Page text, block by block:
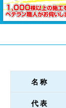
名 称
代 表